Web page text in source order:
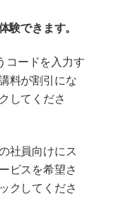
験できます。
コードを入力す
料が割引にな
してくださ
社員向けにス
ビスを希望さ
クしてくださ